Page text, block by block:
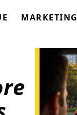
MARKETING